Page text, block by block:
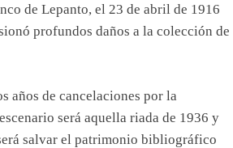
de Lepanto, el 23 de abril de 1916
profundos daños a la colección de
años de cancelaciones por la
será aquella riada de 1936 y
salvar el patrimonio bibliográfico